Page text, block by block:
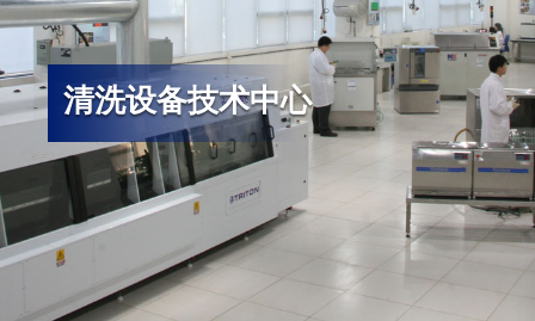
性
提
升
清洗设备技术中心